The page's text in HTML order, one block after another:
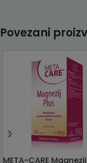
Povezani
META-CARE